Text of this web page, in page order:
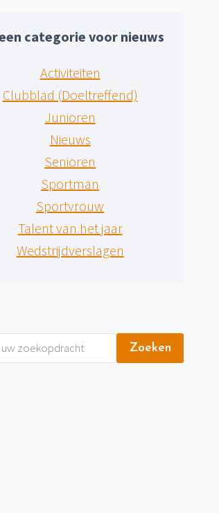
categorie voor nieuws
Activiteiten
Clubblad (Doeltreffend)
Junioren
Nieuws
Senioren
Sportman
Sportvrouw
Talent van het jaar
Wedstrijdverslagen
Zoeken